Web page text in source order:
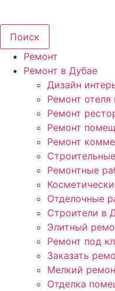
Поиск
Ремонт
Ремонт в Дубае
Дизайн
Ремонт отеля
Ремонт
Ремонт
Ремонт
Ремонтные
Отделочные
Строители в
Элитный
Ремонт под
Заказать
Мелкий
Отделка